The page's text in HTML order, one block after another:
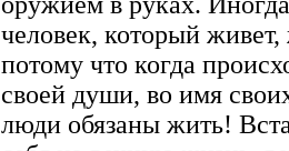
человек, который
потому что когда
своей души, во имя
люди обязаны жить!